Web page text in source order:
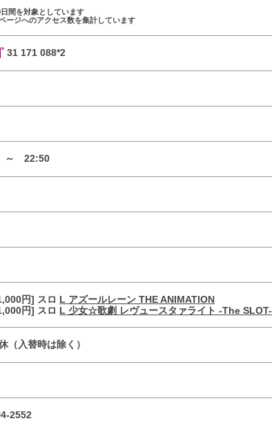
間を対象としています
ージへのアクセス数を集計しています
31 171 088*2
～ 22:50
円] スロ L アズールレーン THE ANIMATION
円] スロ L 少女☆歌劇 レヴュースタァライト -The SLOT-
（入替時は除く）
2552